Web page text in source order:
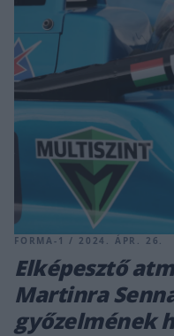
FORMA-1 / 2024. ÁPR. 26.
Elképesztő
Martinra
győzelmének